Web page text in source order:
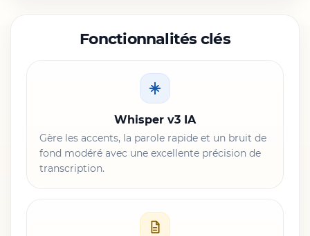
Fonctionnalités clés
Whisper v3 IA
Gère les accents, la parole rapide et un bruit de
fond modéré avec une excellente précision de
transcription.